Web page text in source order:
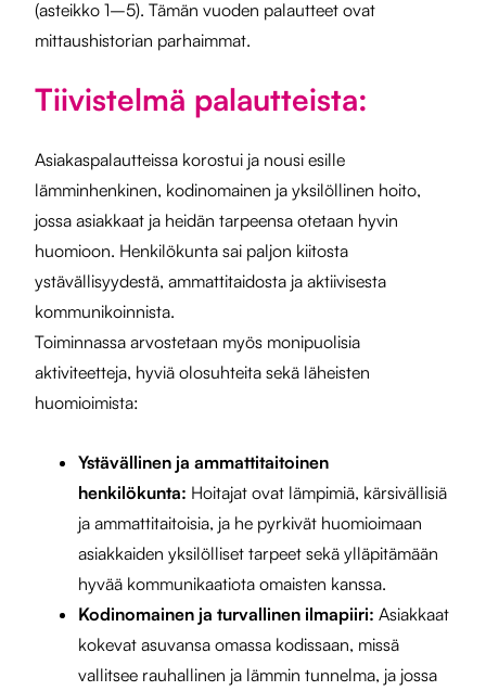
(asteikko 1–5). Tämän vuoden palautteet ovat
mittaushistorian parhaimmat.
Tiivistelmä palautteista:
Asiakaspalautteissa korostui ja nousi esille
lämminhenkinen, kodinomainen ja yksilöllinen hoito,
jossa asiakkaat ja heidän tarpeensa otetaan hyvin
huomioon. Henkilökunta sai paljon kiitosta
ystävällisyydestä, ammattitaidosta ja aktiivisesta
kommunikoinnista.
Toiminnassa arvostetaan myös monipuolisia
aktiviteetteja, hyviä olosuhteita sekä läheisten
huomioimista:
Ystävällinen ja ammattitaitoinen
henkilökunta: Hoitajat ovat lämpimiä, kärsivällisiä
ja ammattitaitoisia, ja he pyrkivät huomioimaan
asiakkaiden yksilölliset tarpeet sekä ylläpitämään
hyvää kommunikaatiota omaisten kanssa.
Kodinomainen ja turvallinen ilmapiiri: Asiakkaat
kokevat asuvansa omassa kodissaan, missä
vallitsee rauhallinen ja lämmin tunnelma, ja jossa